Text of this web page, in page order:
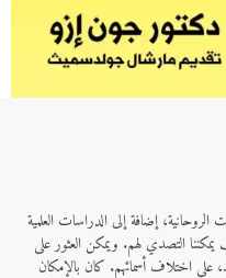
إضافة إلى الدراسات العلمية
التصدي لهم. ويمكن العثور على
على اختلاف أسمائهم. كان بالإمكان